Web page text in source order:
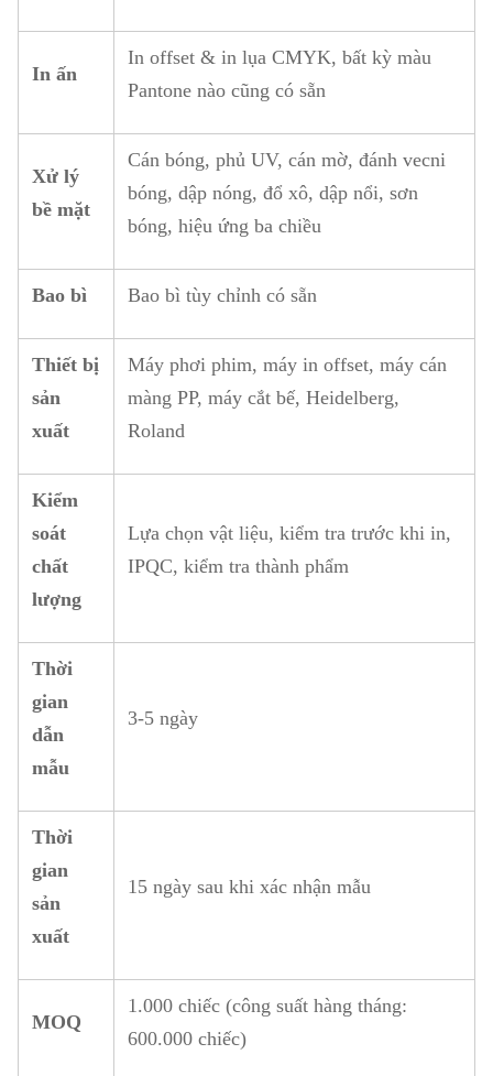
In ấn
In offset & in lụa CMYK, bất kỳ màu
Pantone nào cũng có sẵn
Xử lý
bề mặt
Cán bóng, phủ UV, cán mờ, đánh vecni
bóng, dập nóng, đổ xô, dập nổi, sơn
bóng, hiệu ứng ba chiều
Bao bì Bao bì tùy chỉnh có sẵn
Thiết bị
sản
xuất
Máy phơi phim, máy in offset, máy cán
màng PP, máy cắt bế, Heidelberg,
Roland
Kiểm
soát
chất
lượng
Lựa chọn vật liệu, kiểm tra trước khi in,
IPQC, kiểm tra thành phẩm
Thời
gian
dẫn
mẫu
3-5 ngày
Thời
gian
sản
xuất
15 ngày sau khi xác nhận mẫu
MOQ
1.000 chiếc (công suất hàng tháng:
600.000 chiếc)